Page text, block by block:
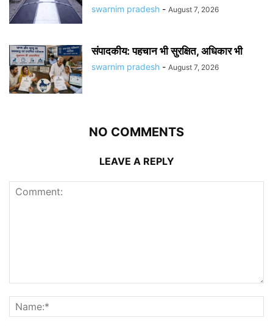
swarnim pradesh - August 7, 2026
संपादकीय: पहचान भी सुरक्षित, अधिकार भी
swarnim pradesh - August 7, 2026
NO COMMENTS
LEAVE A REPLY